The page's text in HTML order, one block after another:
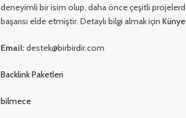
deneyimli bir isim olup, daha önce çeşitli
başarısı elde etmiştir. Detaylı bilgi almak için
Email:destek@birbirdir.com
Backlink Paketleri
bilmece